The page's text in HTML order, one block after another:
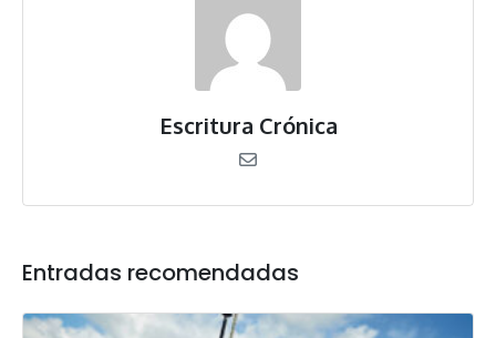
Escritura Crónica
Entradas recomendadas